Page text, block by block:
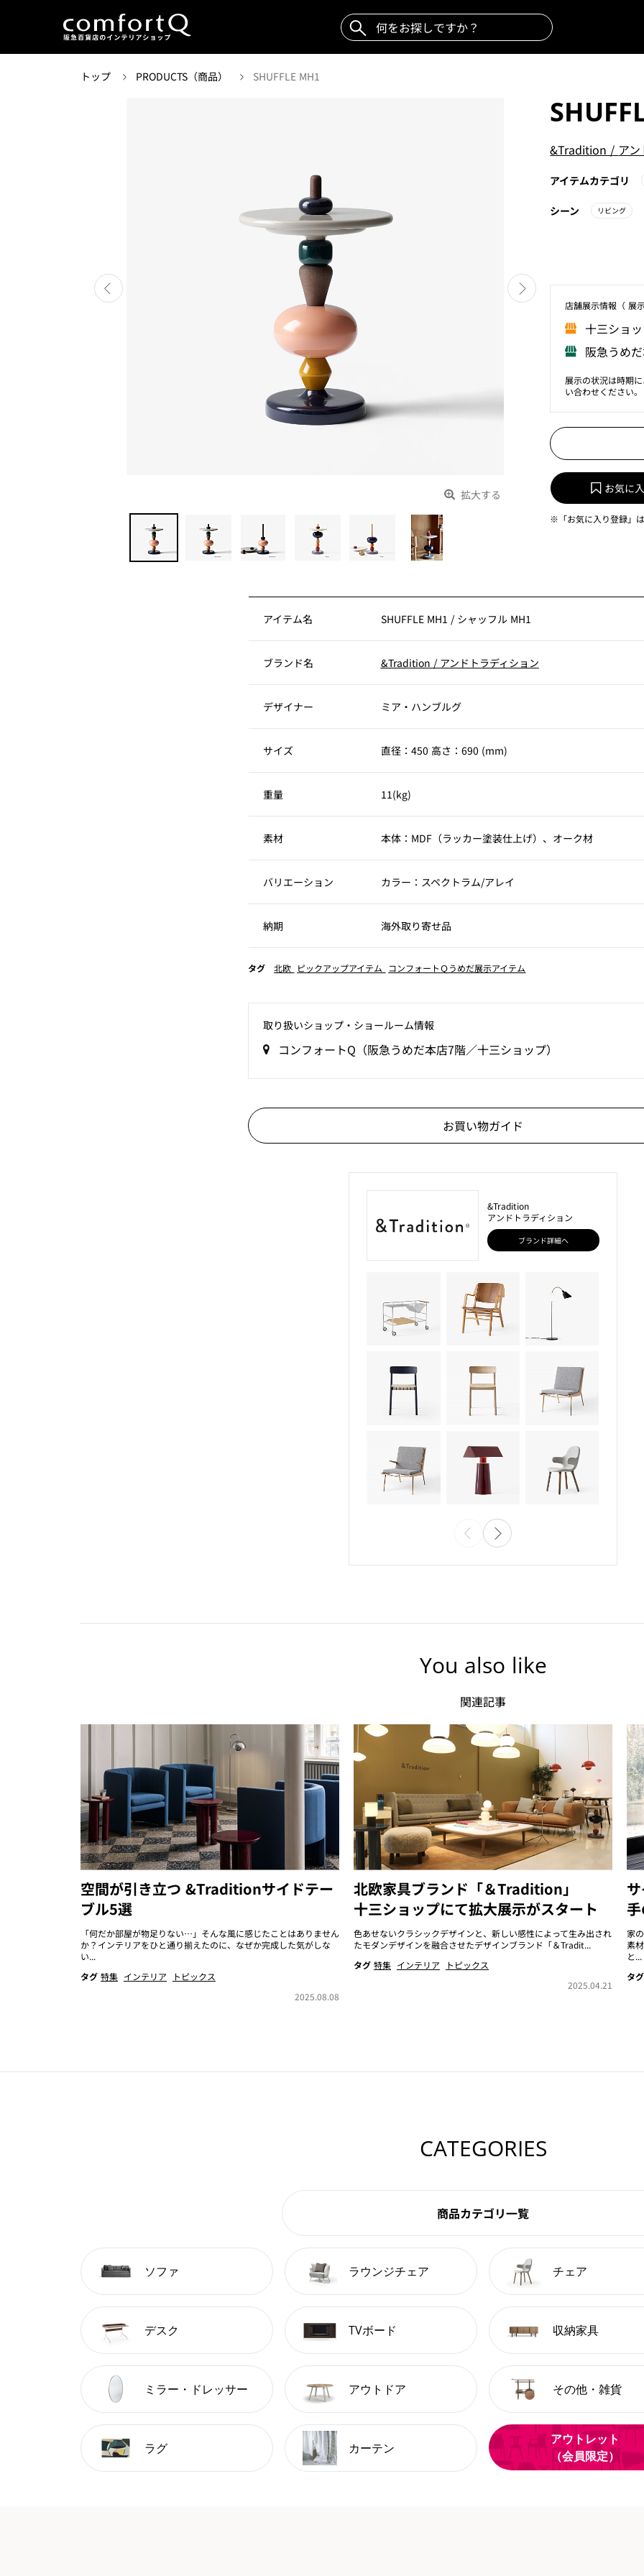
トップ PRODUCTS（商品） SHUFFLE MH1
拡大する
&Tradition / ア
アイテムカテゴリ
シーン リビング
店舗展⽰情報（ 展
⼗三ショ
阪急うめ
展示の状況は時期
い合わせください。
お気に
※「お気に入り登録」
アイテム名 SHUFFLE MH1 / シャッフル MH1
ブランド名 &Tradition / アンドトラディション
デザイナー ミア・ハンブルグ
サイズ 直径：450 高さ：690 (mm)
重量 11(kg)
素材 本体：MDF（ラッカー塗装仕上げ）、オーク材
バリエーション カラー：スペクトラム/アレイ
納期 海外取り寄せ品
タグ 北欧 ピックアップアイテム コンフォートＱうめだ展示アイテム
取り扱いショップ‧ショールーム情報
コンフォートQ（阪急うめだ本店7階／十三ショップ）
お買い物ガイド
&Tradition
アンドトラディション
ブランド詳細へ
You also like
関連記事
空間が引き立つ &Traditionサイドテー
ブル5選
「何だか部屋が物足りない…」そんな風に感じたことはありません
か？インテリアをひと通り揃えたのに、なぜか完成した気がしな
い...
タグ 特集 インテリア
トピックス
2025.08.08
北欧家具ブランド「＆Tradition」
十三ショップにて拡大展示がスタート
色あせないクラシックデザインと、新しい感性によって生み出され
たモダンデザインを融合させたデザインブランド「＆Tradit...
タグ 特集 インテリア
トピックス
2025.04.21
家
素
と...
タグ
CATEGORIES
商品カテゴリ一覧
ソファ ラウンジチェア チェア
デスク TVボード 収納家具
ミラー・ドレッサー アウトドア その他・雑貨
ラグ カーテン
アウトレット
（会員限定）